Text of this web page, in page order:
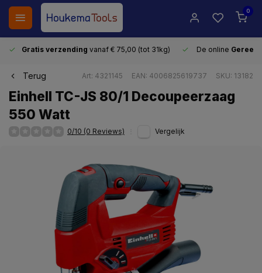
0
Gratis verzending vanaf € 75,00 (tot 31kg) De online
Terug Art: 4321145 EAN: 4006825619737 SKU: 13182
Einhell TC-JS 80/1 Decoupeerzaag
550 Watt
0/10 (0 Reviews) Vergelijk